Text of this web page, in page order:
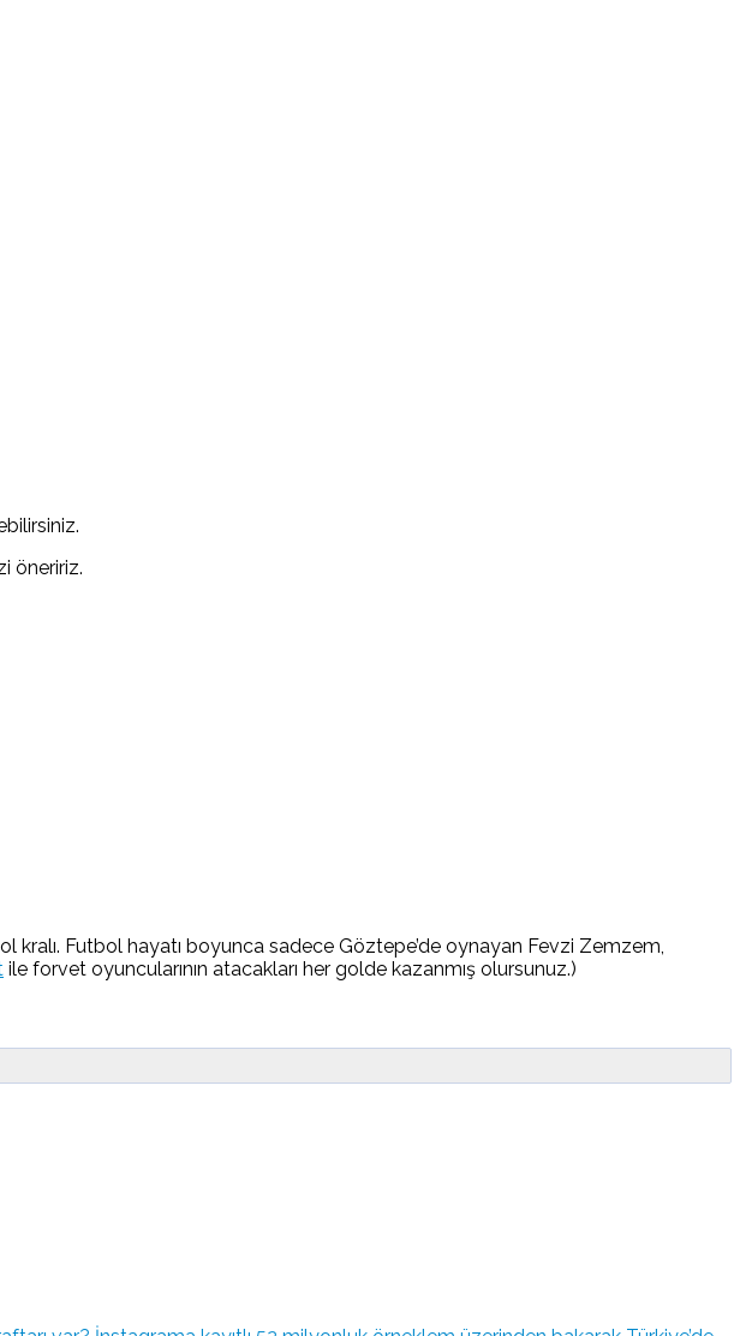
öneririz.
kralı. Futbol hayatı boyunca sadece Göztepe’de oynayan Fevzi Zemzem,
ile forvet oyuncularının atacakları her golde kazanmış olursunuz.)